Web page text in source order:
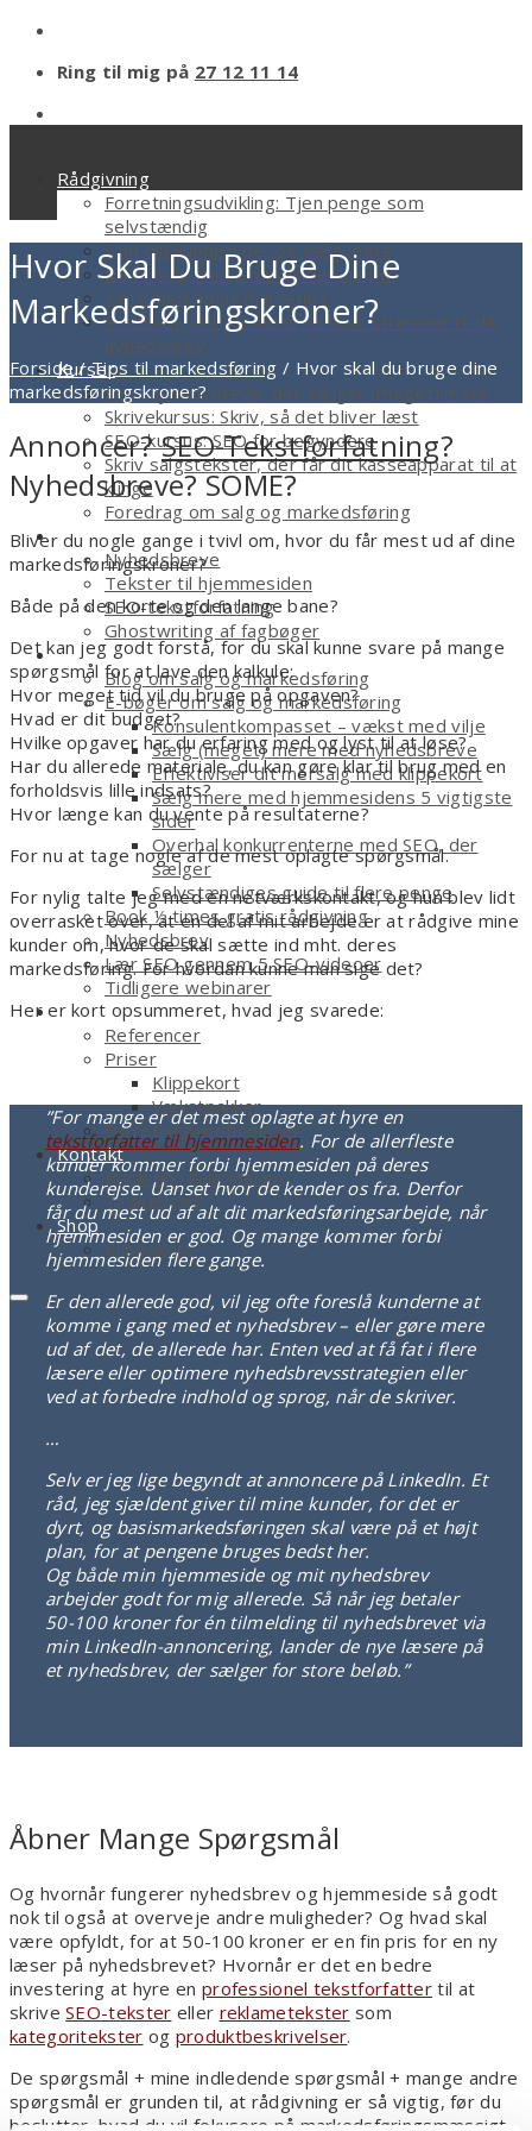
Ring til mig på 27 12 11 14
Rådgivning
Forretningsudvikling: Tjen penge som
selvstændig
Find din kundetype, og sælg mere
Mere salg fra hjemmesiden, ja tak
Sælg med email marketing
Freebien, der får læserne til at strømme til dit
nyhedsbrev
Kurser
Skriv nyhedsbreve, der sælger (meget) mere
Skrivekursus: Skriv, så det bliver læst
SEO-kursus: SEO for begyndere
Skriv salgstekster, der får dit kasseapparat til at
klinge
Foredrag om salg og markedsføring
Tekstforfatter
Nyhedsbreve
Tekster til hjemmesiden
SEO-tekstforfatning
Ghostwriting af fagbøger
Smagsprøver
Blog om salg og markedsføring
E-bøger om salg og markedsføring
Konsulentkompasset – vækst med vilje
Sælg (meget) mere med nyhedsbreve
Effektiviser dit mersalg med klippekort
Sælg mere med hjemmesidens 5 vigtigste
sider
Overhal konkurrenterne med SEO, der
sælger
Selvstændiges guide til flere penge
Book ½ times gratis rådgivning
Nyhedsbrev
Lær SEO gennem 5 SEO-videoer
Tidligere webinarer
Om
Referencer
Priser
Klippekort
Vækstpakker
Forretningsbetingelser
Kontakt
Book tid i kalenderen
Til pressen
Shop
Klippekort
Hvor Skal Du Bruge Dine
Markedsføringskroner?
Forside/Tips til markedsføring / Hvor skal du bruge dine
markedsføringskroner?
Annoncer?SEO-Tekstforfatning?
Nyhedsbreve? SOME?
Bliver du nogle gange i tvivl om, hvor du får mest ud af dine
markedsføringskroner?
Både på den korte og den lange bane?
Det kan jeg godt forstå, for du skal kunne svare på mange
spørgsmål for at lave den kalkule:
Hvor meget tid vil du bruge på opgaven?
Hvad er dit budget?
Hvilke opgaver har du erfaring med og lyst til at løse?
Har du allerede materiale, du kan gøre klar til brug med en
forholdsvis lille indsats?
Hvor længe kan du vente på resultaterne?
For nu at tage nogle af de mest oplagte spørgsmål.
For nylig talte jeg med en netværkskontakt, og hun blev lidt
overrasket over, at en del af mit arbejde er at rådgive mine
kunder om, hvor de skal sætte ind mht. deres
markedsføring. For hvordan kunne man sige det?
Her er kort opsummeret, hvad jeg svarede:
”For mange er det mest oplagte at hyre en
tekstforfatter til hjemmesiden. For de allerfleste
kunder kommer forbi hjemmesiden på deres
kunderejse. Uanset hvor de kender os fra. Derfor
får du mest ud af alt dit markedsføringsarbejde, når
hjemmesiden er god. Og mange kommer forbi
hjemmesiden flere gange.
Er den allerede god, vil jeg ofte foreslå kunderne at
komme i gang med et nyhedsbrev – eller gøre mere
ud af det, de allerede har. Enten ved at få fat i flere
læsere eller optimere nyhedsbrevsstrategien eller
ved at forbedre indhold og sprog, når de skriver.
…
Selv er jeg lige begyndt at annoncere på LinkedIn. Et
råd, jeg sjældent giver til mine kunder, for det er
dyrt, og basismarkedsføringen skal være på et højt
plan, for at pengene bruges bedst her.
Og både min hjemmeside og mit nyhedsbrev
arbejder godt for mig allerede. Så når jeg betaler
50-100 kroner for én tilmelding til nyhedsbrevet via
min LinkedIn-annoncering, lander de nye læsere på
et nyhedsbrev, der sælger for store beløb.”
Åbner Mange Spørgsmål
Og hvornår fungerer nyhedsbrev og hjemmeside så godt
nok til også at overveje andre muligheder? Og hvad skal
være opfyldt, for at 50-100 kroner er en fin pris for en ny
læser på nyhedsbrevet? Hvornår er det en bedre
investering at hyre en professionel tekstforfatter til at
skriveSEO-tekster eller reklametekster som
kategoritekster og produktbeskrivelser.
De spørgsmål + mine indledende spørgsmål + mange andre
spørgsmål er grunden til, at rådgivning er så vigtig, før du
beslutter, hvad du vil fokusere på markedsføringsmæssigt.